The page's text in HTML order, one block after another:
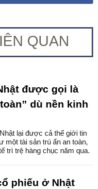
QUAN
được gọi là
dù nền kinh
lại được cả thế giới tin
một tài sản trú ẩn an toàn,
trì trệ hàng chục năm qua.
phiếu ở Nhật